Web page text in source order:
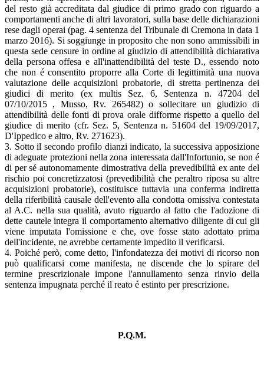
del resto già accreditata dal giudice di primo grado con riguardo a
comportamenti anche di altri lavoratori, sulla base delle dichiarazioni
rese dagli operai (pag. 4 sentenza del Tribunale di Cremona in data 1
marzo 2016). Si soggiunge in proposito che non sono ammissibili in
questa sede censure in ordine al giudizio di attendibilità dichiarativa
della persona offesa e all'inattendibilità del teste D., essendo noto
che non é consentito proporre alla Corte di legittimità una nuova
valutazione delle acquisizioni probatorie, di stretta pertinenza dei
giudici di merito (ex multis Sez. 6, Sentenza n. 47204 del
07/10/2015 , Musso, Rv. 265482) o sollecitare un giudizio di
attendibilità delle fonti di prova orale difforme rispetto a quello del
giudice di merito (cfr. Sez. 5, Sentenza n. 51604 del 19/09/2017,
D'Ippedico e altro, Rv. 271623).
3. Sotto il secondo profilo dianzi indicato, la successiva apposizione
di adeguate protezioni nella zona interessata dall'Infortunio, se non é
di per sé autonomamente dimostrativa della prevedibilità ex ante del
rischio poi concretizzatosi (prevedibilità che peraltro riposa su altre
acquisizioni probatorie), costituisce tuttavia una conferma indiretta
della riferibilità causale dell'evento alla condotta omissiva contestata
al A.C. nella sua qualità, avuto riguardo al fatto che l'adozione di
dette cautele integra il comportamento alternativo diligente di cui gli
viene imputata l'omissione e che, ove fosse stato adottato prima
dell'incidente, ne avrebbe certamente impedito il verificarsi.
4. Poiché però, come detto, l'infondatezza dei motivi di ricorso non
può qualificarsi come manifesta, ne discende che lo spirare del
termine prescrizionale impone l'annullamento senza rinvio della
sentenza impugnata perché il reato é estinto per prescrizione.
P.Q.M.